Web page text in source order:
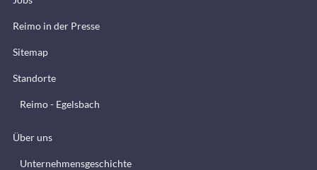
Reimo in der Presse
Sitemap
Standorte
Reimo - Egelsbach
Über uns
Unternehmensgeschichte